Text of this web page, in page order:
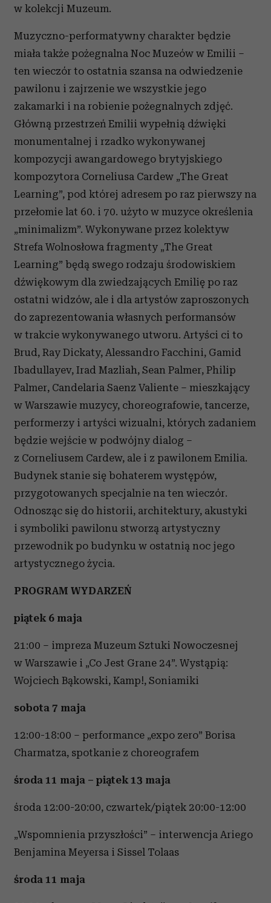
i reklam, aby oferować funkcje społecznościowe i
korzystasz z naszej witryny, udostępniamy partnerom
społecznościowym, reklamowym i analitycznym.
Partnerzy mogą połączyć te informacje z innymi danymi
korzystania z ich usług.
w kolekcji Muzeum.
Muzyczno-performatywny charakter będzie
miała także pożegnalna Noc Muzeów w Emilii –
ten wieczór to ostatnia szansa na odwiedzenie
pawilonu i zajrzenie we wszystkie jego
zakamarki i na robienie pożegnalnych zdjęć.
Główną przestrzeń Emilii wypełnią dźwięki
monumentalnej i rzadko wykonywanej
kompozycji awangardowego brytyjskiego
kompozytora Corneliusa Cardew „The Great
Learning”, pod której adresem po raz pierwszy na
przełomie lat 60. i 70. użyto w muzyce określenia
„minimalizm”. Wykonywane przez kolektyw
Strefa Wolnosłowa fragmenty „The Great
Learning” będą swego rodzaju środowiskiem
dźwiękowym dla zwiedzających Emilię po raz
ostatni widzów, ale i dla artystów zaproszonych
do zaprezentowania własnych performansów
w trakcie wykonywanego utworu. Artyści ci to
Brud, Ray Dickaty, Alessandro Facchini, Gamid
Ibadullayev, Irad Mazliah, Sean Palmer, Philip
Palmer, Candelaria Saenz Valiente – mieszkający
w Warszawie muzycy, choreografowie, tancerze,
performerzy i artyści wizualni, których zadaniem
będzie wejście w podwójny dialog –
z Corneliusem Cardew, ale i z pawilonem Emilia.
Budynek stanie się bohaterem występów,
przygotowanych specjalnie na ten wieczór.
Odnosząc się do historii, architektury, akustyki
i symboliki pawilonu stworzą artystyczny
przewodnik po budynku w ostatnią noc jego
artystycznego życia.
PROGRAM WYDARZEŃ
piątek 6 maja
21:00 – impreza Muzeum Sztuki Nowoczesnej
w Warszawie i „Co Jest Grane 24”. Wystąpią:
Wojciech Bąkowski, Kamp!, Soniamiki
sobota 7 maja
12:00-18:00 – performance „expo zero” Borisa
Charmatza, spotkanie z choreografem
środa 11 maja – piątek 13 maja
środa 12:00-20:00, czwartek/piątek 20:00-12:00
„Wspomnienia przyszłości” – interwencja Ariego
Benjamina Meyersa i Sissel Tolaas
środa 11 maja